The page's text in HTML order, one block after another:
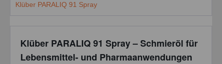
Klüber PARALIQ 91 Spray
Klüber PARALIQ 91 Spray – Schmieröl für
Lebensmittel- und Pharmaanwendungen